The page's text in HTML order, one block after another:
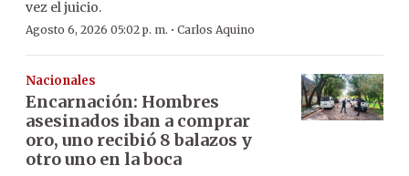
vez el juicio.
Agosto 6, 2026 05:02 p. m. · Carlos Aquino
Nacionales
Encarnación: Hombres
asesinados iban a comprar
oro, uno recibió 8 balazos y
otro uno en la boca